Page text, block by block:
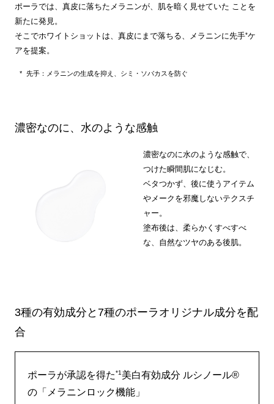
ポーラでは、真皮に落ちたメラニンが、肌を暗く見せていた ことを
新たに発見。
そこでホワイトショットは、真皮にまで落ちる、メラニンに先手*ケ
アを提案。
先手：メラニンの生成を抑え、シミ・ソバカスを防ぐ
濃密なのに、水のような感触
濃密なのに水のような感触で、
つけた瞬間肌になじむ。
ベタつかず、後に使うアイテム
やメークを邪魔しないテクスチ
ャー。
塗布後は、柔らかくすべすべ
な、自然なツヤのある後肌。
3種の有効成分と7種のポーラオリジナル成分を配
合
ポーラが承認を得た*1 美白有効成分 ルシノール®
の「メラニンロック機能」